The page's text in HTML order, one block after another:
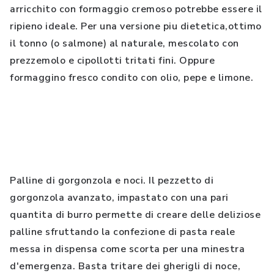
arricchito con formaggio cremoso potrebbe essere il
ripieno ideale. Per una versione piu dietetica,ottimo
il tonno (o salmone) al naturale, mescolato con
prezzemolo e cipollotti tritati fini. Oppure
formaggino fresco condito con olio, pepe e limone.
Palline di gorgonzola e noci. Il pezzetto di
gorgonzola avanzato, impastato con una pari
quantita di burro permette di creare delle deliziose
palline sfruttando la confezione di pasta reale
messa in dispensa come scorta per una minestra
d'emergenza. Basta tritare dei gherigli di noce,